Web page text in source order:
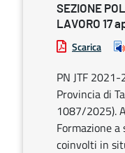
SEZIONE
LAVORO 17
Scarica
PN JTF
Provincia di
1087/2025).
Formazione
coinvolti in